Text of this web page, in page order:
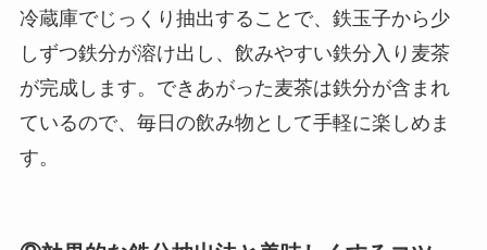
冷蔵庫でじっくり抽出することで、鉄玉子から少
しずつ鉄分が溶け出し、飲みやすい鉄分入り麦茶
が完成します。できあがった麦茶は鉄分が含まれ
ているので、毎日の飲み物として手軽に楽しめま
す。